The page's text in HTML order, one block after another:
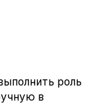
роль
в